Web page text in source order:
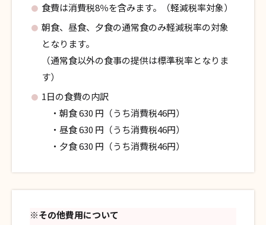
食費は消費税8％を含みます。（軽減税率対象）
朝食、昼食、夕食の通常食のみ軽減税率の対象
となります。
（通常食以外の食事の提供は標準税率となりま
す）
1日の食費の内訳
・朝食 630 円（うち消費税46円）
・昼食 630 円（うち消費税46円）
・夕食 630 円（うち消費税46円）
※その他費用について